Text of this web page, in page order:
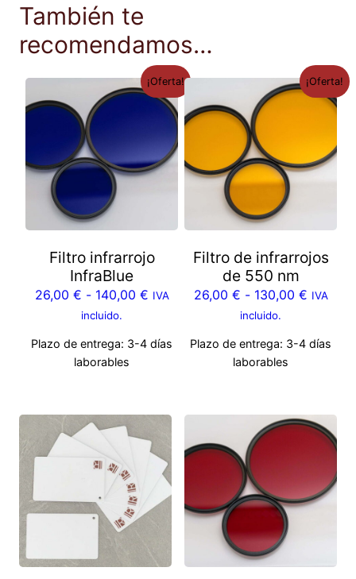
a
N
U
También te
recomendamos…
¡Oferta!
Filtro infrarrojo
InfraBlue
26,00 € - 140,00 € IVA
incluido.
Plazo de entrega: 3-4 días
laborables
¡Oferta!
Filtro de infrarrojos
de 550 nm
26,00 € - 130,00 € IVA
incluido.
Plazo de entrega: 3-4 días
laborables